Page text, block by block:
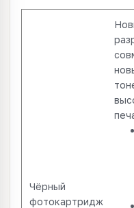
Чёрный
фотокартридж